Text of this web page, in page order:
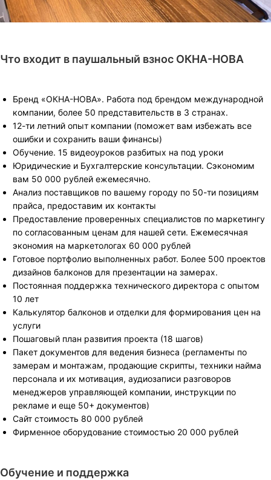
Что входит в паушальный взнос ОКНА-НОВА
Бренд «ОКНА-НОВА». Работа под брендом международной
компании, более 50 представительств в 3 странах.
12-ти летний опыт компании (поможет вам избежать все
ошибки и сохранить ваши финансы)
Обучение. 15 видеоуроков разбитых на под уроки
Юридические и Бухгалтерские консультации. Сэкономим
вам 50 000 рублей ежемесячно.
Анализ поставщиков по вашему городу по 50-ти позициям
прайса, предоставим их контакты
Предоставление проверенных специалистов по маркетингу
по согласованным ценам для нашей сети. Ежемесячная
экономия на маркетологах 60 000 рублей
Готовое портфолио выполненных работ. Более 500 проектов
дизайнов балконов для презентации на замерах.
Постоянная поддержка технического директора с опытом
10 лет
Калькулятор балконов и отделки для формирования цен на
услуги
Пошаговый план развития проекта (18 шагов)
Пакет документов для ведения бизнеса (регламенты по
замерам и монтажам, продающие скрипты, техники найма
персонала и их мотивация, аудиозаписи разговоров
менеджеров управляющей компании, инструкции по
рекламе и еще 50+ документов)
Сайт стоимость 80 000 рублей
Фирменное оборудование стоимостью 20 000 рублей
Обучение и поддержка